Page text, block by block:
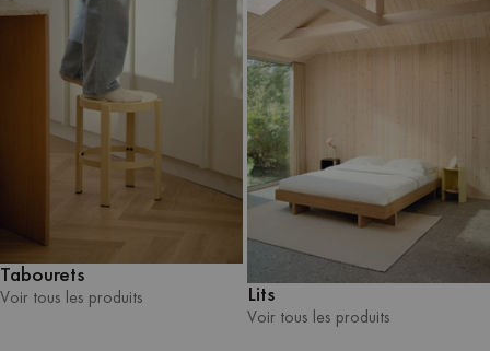
Tabourets
Voir tous les produits
Lits
Voir tous les produits